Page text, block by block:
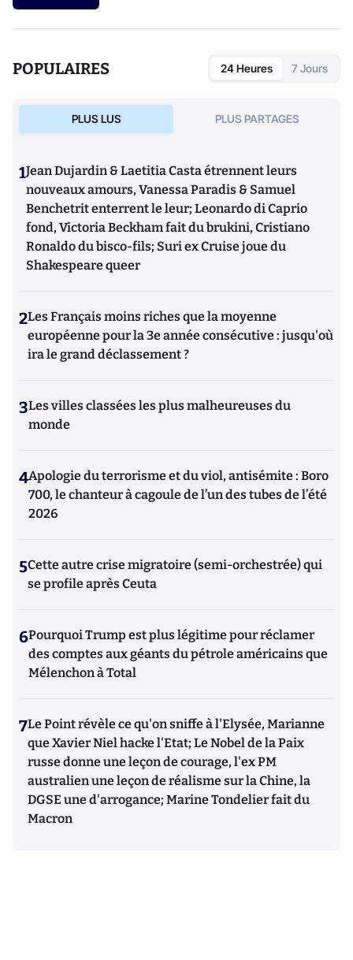
POPULAIRES 24 Heures 7 Jours
PLUS LUS PLUS PARTAGES
1Jean Dujardin & Laetitia Casta étrennent leurs
nouveaux amours, Vanessa Paradis & Samuel
Benchetrit enterrent le leur; Leonardo di Caprio
fond, Victoria Beckham fait du brukini, Cristiano
Ronaldo du bisco-fils; Suri ex Cruise joue du
Shakespeare queer
2Les Français moins riches que la moyenne
européenne pour la 3e année consécutive : jusqu'où
ira le grand déclassement ?
3Les villes classées les plus malheureuses du
monde
4Apologie du terrorisme et du viol, antisémite : Boro
700, le chanteur à cagoule de l’un des tubes de l’été
2026
5Cette autre crise migratoire (semi-orchestrée) qui
se profile après Ceuta
6Pourquoi Trump est plus légitime pour réclamer
des comptes aux géants du pétrole américains que
Mélenchon à Total
7Le Point révèle ce qu'on sniffe à l'Elysée, Marianne
que Xavier Niel hacke l'Etat; Le Nobel de la Paix
russe donne une leçon de courage, l'ex PM
australien une leçon de réalisme sur la Chine, la
DGSE une d'arrogance; Marine Tondelier fait du
Macron